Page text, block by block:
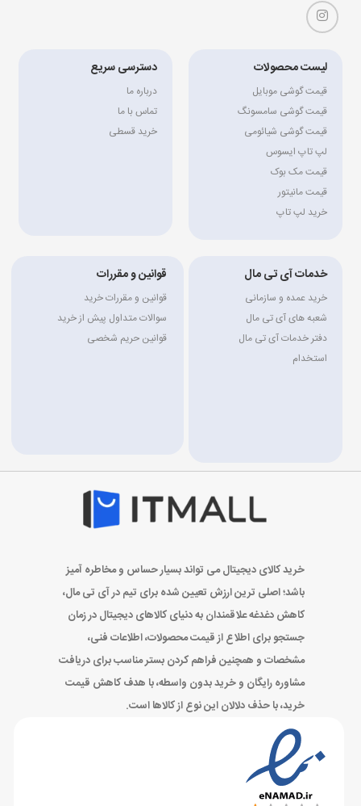
لیست محصولات
قیمت گوشی موبایل
قیمت گوشی سامسونگ
قیمت گوشی شیائومی
لپ تاپ ایسوس
قیمت مک بوک
قیمت مانیتور
خرید لپ تاپ
دسترسی سریع
درباره ما
تماس با ما
خرید قسطی
خدمات آی تی مال
خرید عمده و سازمانی
شعبه های آی تی مال
دفتر خدمات آی تی مال
استخدام
قوانین و مقررات
قوانین و مقررات خرید
سوالات متداول پیش از خرید
قوانین حریم شخصی
خرید کالای دیجیتال می تواند بسیار حساس و مخاطره آمیز
باشد؛ اصلی ترین ارزش تعیین شده برای تیم در آی تی مال،
کاهش دغدغه علاقمندان به دنیای کالاهای دیجیتال در زمان
جستجو برای اطلاع از قیمت محصولات، اطلاعات فنی،
مشخصات و همچنین فراهم کردن بستر مناسب برای دریافت
مشاوره رایگان و خرید بدون واسطه، با هدف کاهش قیمت
خرید، با حذف دلالان این نوع از کالاها است.